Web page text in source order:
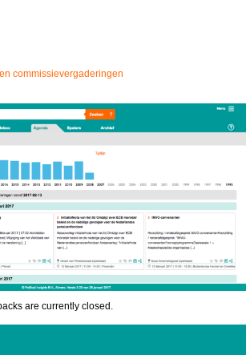
commissievergaderingen
are currently closed.